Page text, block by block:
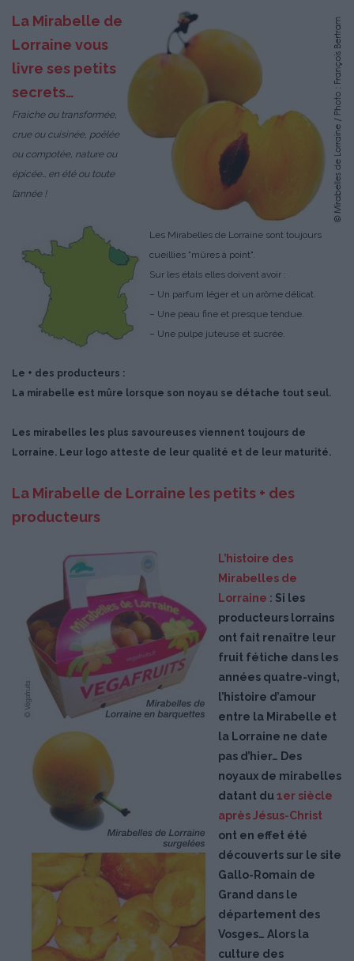
La Mirabelle de
Lorraine vous
livre ses petits
secrets…
Fraiche ou transformée,
crue ou cuisinée, poêlée
ou compotée, nature ou
épicée… en été ou toute
l’année !
Les Mirabelles de Lorraine sont toujours
cueillies "mûres à point".
Sur les étals elles doivent avoir :
– Un parfum léger et un arôme délicat.
– Une peau fine et presque tendue.
– Une pulpe juteuse et sucrée.
Le + des producteurs :
La mirabelle est mûre lorsque son noyau se détache tout seul.
Les mirabelles les plus savoureuses viennent toujours de
Lorraine. Leur logo atteste de leur qualité et de leur maturité.
La Mirabelle de Lorraine les petits + des
producteurs
L’histoire des
Mirabelles de
Lorraine : Si les
producteurs lorrains
ont fait renaître leur
fruit fétiche dans les
années quatre-vingt,
l’histoire d’amour
entre la Mirabelle et
la Lorraine ne date
pas d’hier… Des
noyaux de mirabelles
datant du1er siècle
après Jésus-Christ
ont en effet été
découverts sur le site
Gallo-Romain de
Grand dans le
département des
Vosges… Alors la
culture des